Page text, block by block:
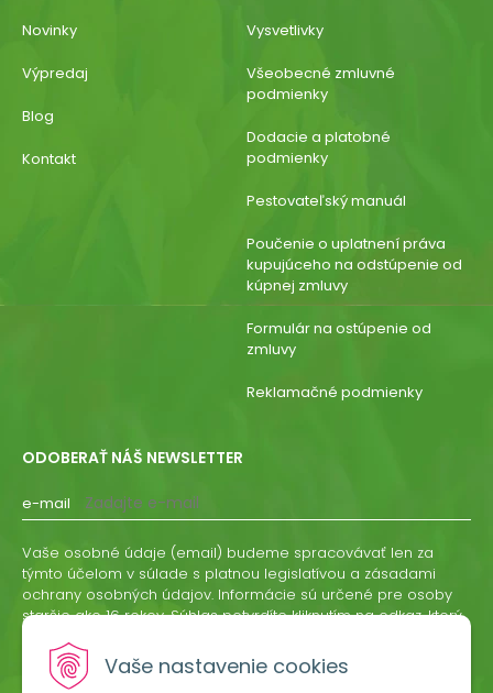
Vaše nastavenie cookies
Novinky
Výpredaj
Blog
Kontakt
Vysvetlivky
Všeobecné zmluvné
podmienky
Dodacie a platobné
podmienky
Pestovateľský manuál
Poučenie o uplatnení práva
kupujúceho na odstúpenie od
kúpnej zmluvy
Formulár na ostúpenie od
zmluvy
Reklamačné podmienky
ODOBERAŤ NÁŠ NEWSLETTER
e-mail
Vaše osobné údaje (email) budeme spracovávať len za
týmto účelom v súlade s platnou legislatívou a zásadami
ochrany osobných údajov. Informácie sú určené pre osoby
staršie ako 16 rokov. Súhlas potvrdíte kliknutím na odkaz, ktorý
odvolať písomne, emailom alebo kliknutím na odkaz z
ktoréhokoľvek informačného emailu.